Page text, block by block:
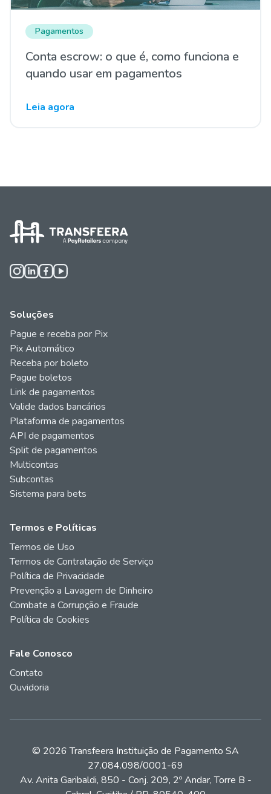
Pagamentos
Conta escrow: o que é, como funciona e
quando usar em pagamentos
Leia agora
Soluções
Pague e receba por Pix
Pix Automático
Receba por boleto
Pague boletos
Link de pagamentos
Valide dados bancários
Plataforma de pagamentos
API de pagamentos
Split de pagamentos
Multicontas
Subcontas
Sistema para bets
Termos e Políticas
Termos de Uso
Termos de Contratação de Serviço
Política de Privacidade
Prevenção a Lavagem de Dinheiro
Combate a Corrupção e Fraude
Política de Cookies
Fale Conosco
Contato
Ouvidoria
© 2026 Transfeera Instituição de Pagamento SA
27.084.098/0001-69
Av. Anita Garibaldi, 850 - Conj. 209, 2º Andar, Torre B -